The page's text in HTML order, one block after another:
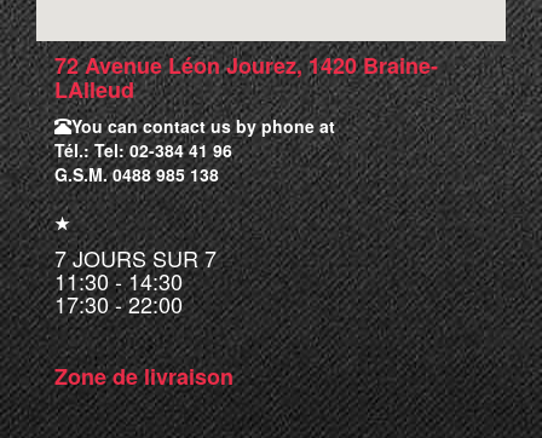
72 Avenue Léon Jourez, 1420 Braine-
LAlleud
You can contact us by phone at
Tél.: Tel: 02-384 41 96
G.S.M. 0488 985 138
★
7 JOURS SUR 7
11:30 - 14:30
17:30 - 22:00
Zone de livraison